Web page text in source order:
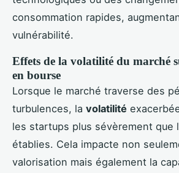
consommation rapides,
vulnérabilité.
Effets de la volatilité du marché
en bourse
Lorsque le marché traverse des
turbulences, la volatilité
les startups plus sévèrement que
établies. Cela impacte non
valorisation mais également la